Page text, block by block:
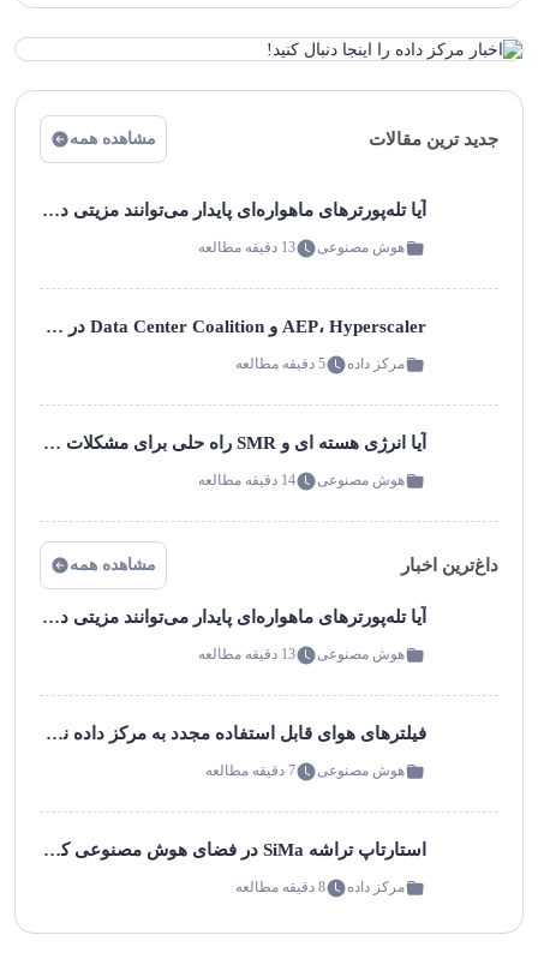
جدید ترین مقالات مشاهده همه
آیا تله‌پورترهای ماهواره‌ای پایدار می‌توانند مزیتی در یک مارکت شلوغ داشته باشند؟
هوش مصنوعی 13 دقیقه مطالعه
AEP، Hyperscaler و Data Center Coalition در مورد طرح قیمت‌گذاری انرژی برای مراکر داده ابری اوهایو بحث می‌کنند!‌؟
مرکز داده 5 دقیقه مطالعه
آیا انرژی هسته ای و SMR راه حلی برای مشکلات انرژی مرکز داده است؟
هوش مصنوعی 14 دقیقه مطالعه
داغ‌ترین اخبار مشاهده همه
آیا تله‌پورترهای ماهواره‌ای پایدار می‌توانند مزیتی در یک مارکت شلوغ داشته باشند؟
هوش مصنوعی 13 دقیقه مطالعه
فیلترهای هوای قابل استفاده مجدد به مرکز داده نزدیک شما می آیند!
هوش مصنوعی 7 دقیقه مطالعه
استارتاپ تراشه SiMa در فضای هوش مصنوعی کم مصرف موج می زند!
مرکز داده 8 دقیقه مطالعه